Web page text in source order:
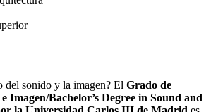
del sonido y la imagen? El Grado de
Imagen/Bachelor’s Degree in Sound and